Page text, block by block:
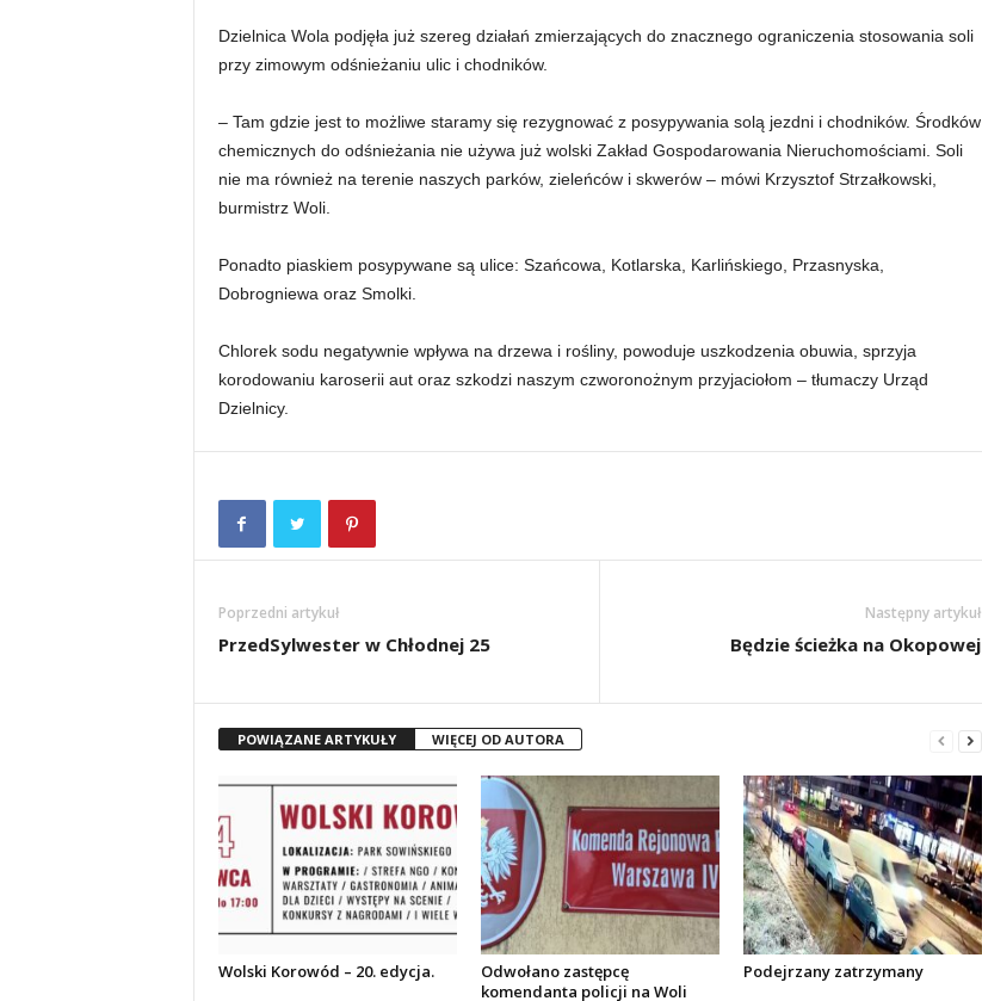
Dzielnica Wola podjęła już szereg działań zmierzających do znacznego ograniczenia stosowania soli
przy zimowym odśnieżaniu ulic i chodników.
– Tam gdzie jest to możliwe staramy się rezygnować z posypywania solą jezdni i chodników. Środków
chemicznych do odśnieżania nie używa już wolski Zakład Gospodarowania Nieruchomościami. Soli
nie ma również na terenie naszych parków, zieleńców i skwerów – mówi Krzysztof Strzałkowski,
burmistrz Woli.
Ponadto piaskiem posypywane są ulice: Szańcowa, Kotlarska, Karlińskiego, Przasnyska,
Dobrogniewa oraz Smolki.
Chlorek sodu negatywnie wpływa na drzewa i rośliny, powoduje uszkodzenia obuwia, sprzyja
korodowaniu karoserii aut oraz szkodzi naszym czworonożnym przyjaciołom – tłumaczy Urząd
Dzielnicy.
Poprzedni artykuł
PrzedSylwester w Chłodnej 25
Następny artykuł
Będzie ścieżka na Okopowej
POWIĄZANE ARTYKUŁY WIĘCEJ OD AUTORA
Wolski Korowód – 20. edycja.
Odwołano zastępcę
komendanta policji na Woli
Podejrzany zatrzymany